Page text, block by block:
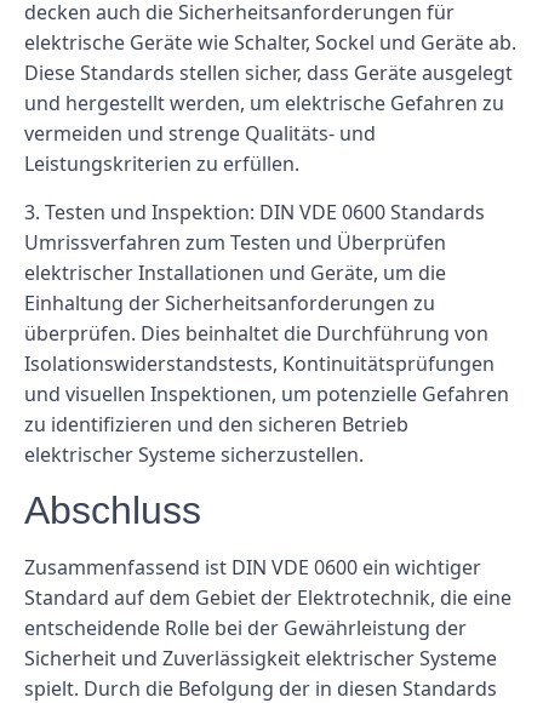
decken auch die Sicherheitsanforderungen für
elektrische Geräte wie Schalter, Sockel und Geräte ab.
Diese Standards stellen sicher, dass Geräte ausgelegt
und hergestellt werden, um elektrische Gefahren zu
vermeiden und strenge Qualitäts- und
Leistungskriterien zu erfüllen.
3. Testen und Inspektion: DIN VDE 0600 Standards
Umrissverfahren zum Testen und Überprüfen
elektrischer Installationen und Geräte, um die
Einhaltung der Sicherheitsanforderungen zu
überprüfen. Dies beinhaltet die Durchführung von
Isolationswiderstandstests, Kontinuitätsprüfungen
und visuellen Inspektionen, um potenzielle Gefahren
zu identifizieren und den sicheren Betrieb
elektrischer Systeme sicherzustellen.
Abschluss
Zusammenfassend ist DIN VDE 0600 ein wichtiger
Standard auf dem Gebiet der Elektrotechnik, die eine
entscheidende Rolle bei der Gewährleistung der
Sicherheit und Zuverlässigkeit elektrischer Systeme
spielt. Durch die Befolgung der in diesen Standards